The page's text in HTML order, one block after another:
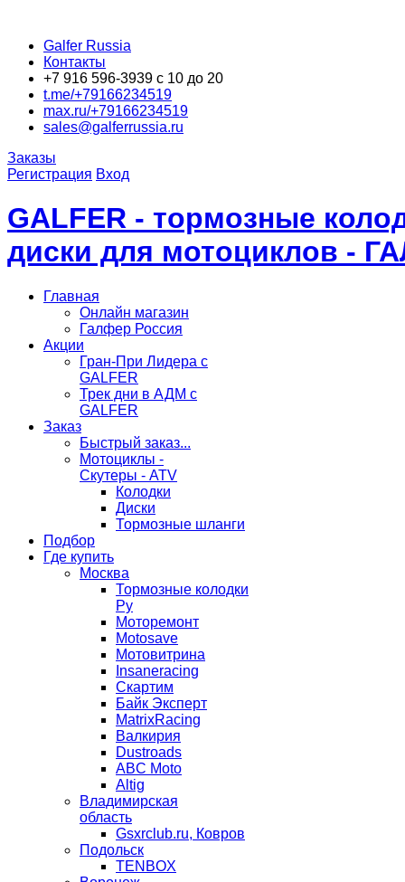
Galfer Russia
Контакты
+7 916 596-3939 с 10 до 20
t.me/+79166234519
max.ru/+79166234519
sales@galferrussia.ru
Заказы
Регистрация Вход
GALFER - тормозные
диски для мотоциклов -
Главная
Онлайн магазин
Галфер Россия
Акции
Гран-При Лидера c
GALFER
Трек дни в АДМ с
GALFER
Заказ
Быстрый заказ...
Мотоциклы -
Скутеры - ATV
Колодки
Диски
Тормозные шланги
Подбор
Где купить
Москва
Тормозные колодки
Ру
Моторемонт
Motosave
Мотовитрина
Insaneracing
Скартим
Байк Эксперт
MatrixRacing
Валкирия
Dustroads
ABC Moto
Altig
Владимирская
область
Gsxrclub.ru, Ковров
Подольск
TENBOX